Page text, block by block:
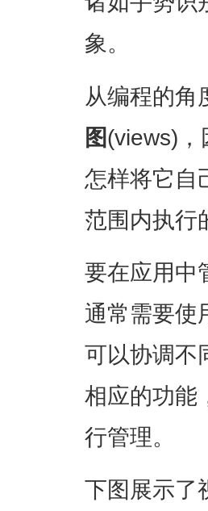
象。
从编程的角
图(views)
怎样将它自
范围内执行
要在应用中
通常需要使
可以协调不
相应的功能
行管理。
下图展示了